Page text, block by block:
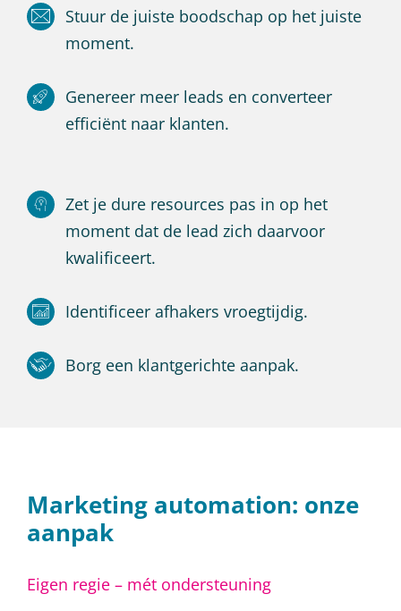
Stuur de juiste boodschap op het juiste
moment.
Genereer meer leads en converteer
efficiënt naar klanten.
Zet je dure resources pas in op het
moment dat de lead zich daarvoor
kwalificeert.
Identificeer afhakers vroegtijdig.
Borg een klantgerichte aanpak.
Marketing automation: onze
aanpak
Eigen regie – mét ondersteuning